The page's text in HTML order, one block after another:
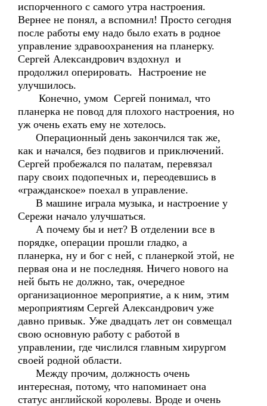
испорченного с самого утра настроения.
Вернее не понял, а вспомнил! Просто сегодня
после работы ему надо было ехать в родное
управление здравоохранения на планерку.
Сергей Александрович вздохнул и
продолжил оперировать. Настроение не
улучшилось.
Конечно, умом Сергей понимал, что
планерка не повод для плохого настроения, но
уж очень ехать ему не хотелось.
Операционный день закончился так же,
как и начался, без подвигов и приключений.
Сергей пробежался по палатам, перевязал
пару своих подопечных и, переодевшись в
«гражданское» поехал в управление.
В машине играла музыка, и настроение у
Сережи начало улучшаться.
А почему бы и нет? В отделении все в
порядке, операции прошли гладко, а
планерка, ну и бог с ней, с планеркой этой, не
первая она и не последняя. Ничего нового на
ней быть не должно, так, очередное
организационное мероприятие, а к ним, этим
мероприятиям Сергей Александрович уже
давно привык. Уже двадцать лет он совмещал
свою основную работу с работой в
управлении, где числился главным хирургом
своей родной области.
Между прочим, должность очень
интересная, потому, что напоминает она
статус английской королевы. Вроде и очень